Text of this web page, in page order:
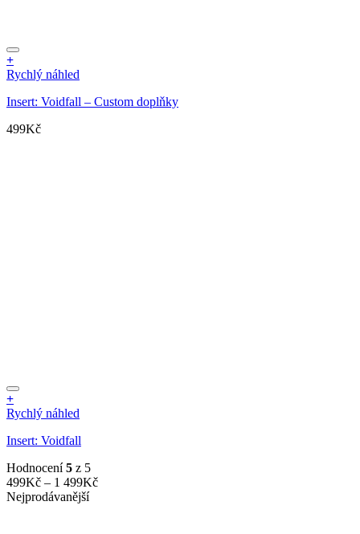
+
Rychlý náhled
Insert: Voidfall – Custom doplňky
499Kč
+
Tento
má
variant.
Možnosti
lze
Rychlý náhled
Insert: Voidfall
Hodnocení5 z 5
499Kč – 1 499KčRozpětí
Nejprodávanější